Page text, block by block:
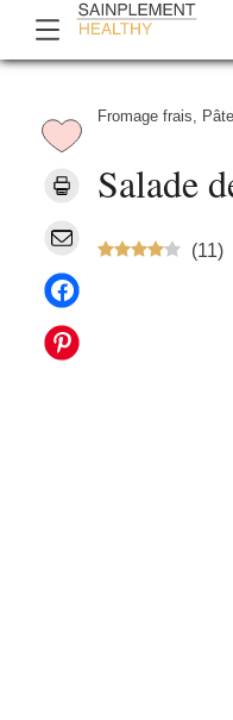
Fromage frais,
Salade
(11)